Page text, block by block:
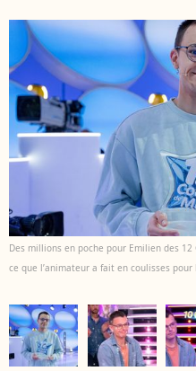
Des millions en poche pour Emilien des 12
ce que l’animateur a fait en coulisses pour